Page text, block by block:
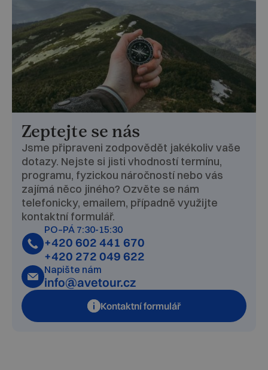
Zeptejte se nás
Jsme připraveni zodpovědět jakékoliv vaše
dotazy. Nejste si jisti vhodností termínu,
programu, fyzickou náročností nebo vás
zajímá něco jiného? Ozvěte se nám
telefonicky, emailem, případně využijte
kontaktní formulář.
PO–PÁ 7:30-15:30
+420 602 441 670
+420 272 049 622
Napište nám
info@avetour.cz
Kontaktní formulář